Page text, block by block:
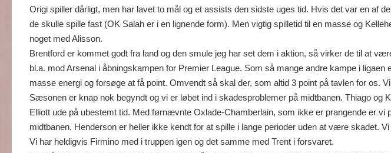
Origi spiller dårligt, men har lavet to mål og et assists den sidste uges tid. Hvis det var en af
de skulle spille fast (OK Salah er i en lignende form). Men vigtig spilletid til en masse og
noget med Alisson.
Brentford er kommet godt fra land og den smule jeg har set dem i aktion, så virker de til at
bl.a. mod Arsenal i åbningskampen for Premier League. Som så mange andre kampe i
masse energi og forsøge at få point. Omvendt så skal der, som altid 3 point på tavlen for os.
Sæsonen er knap nok begyndt og vi er løbet ind i skadesproblemer på midtbanen. Thiago og
Elliott ude på ubestemt tid. Med førnævnte Oxlade-Chamberlain, som ikke er prangende er vi
midtbanen. Henderson er heller ikke kendt for at spille i lange perioder uden at være skadet.
Vi har heldigvis Firmino med i truppen igen og det samme med Trent i forsvaret.